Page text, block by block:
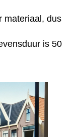
materiaal, dus
is 50